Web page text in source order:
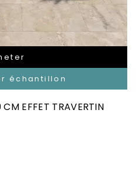
échantillon
EFFET TRAVERTIN